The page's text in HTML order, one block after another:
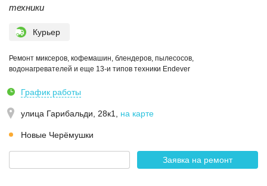
техники
Курьер
Ремонт миксеров, кофемашин, блендеров, пылесосов,
водонагревателей и еще 13-и типов техники Endever
График работы
улица Гарибальди, 28к1 на карте
Новые Черёмушки
Заявка на ремонт